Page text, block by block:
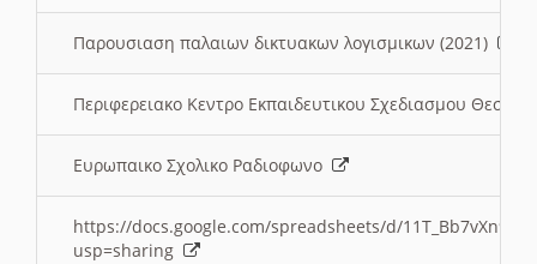
Παρουσιαση παλαιων δικτυακων λογισμικων (2021)
Περιφερειακο Κεντρο Εκπαιδευτικου Σχεδιασμου
Ευρωπαικο Σχολικο Ραδιοφωνο
https://docs.google.com/spreadsheets/d/
usp=sharing